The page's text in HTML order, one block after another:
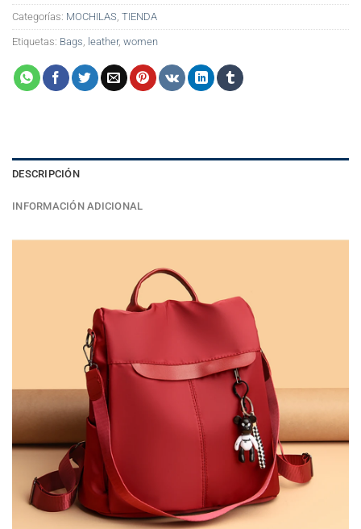
Categorías: MOCHILAS TIENDA
Etiquetas: Bags leather, women
DESCRIPCIÓN
INFORMACIÓN ADICIONAL